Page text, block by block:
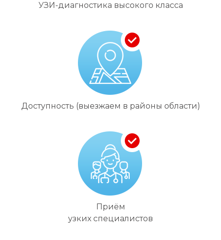
УЗИ-диагностика высокого класса
Доступность (выезжаем в районы области)
Приём
узких специалистов